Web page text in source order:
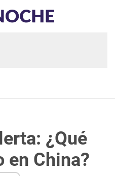
¿Qué
en China?